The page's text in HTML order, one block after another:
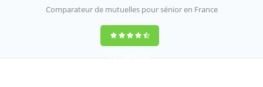
Comparateur de mutuelles pour sénior en France
9,2(100%)452